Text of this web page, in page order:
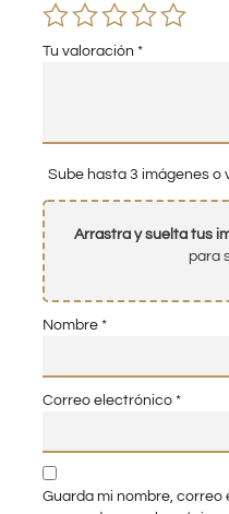
Tu valoración *
Sube hasta 3 imágenes o
Arrastra y suelta tus
para
Nombre *
Correo electrónico *
Guarda mi nombre,